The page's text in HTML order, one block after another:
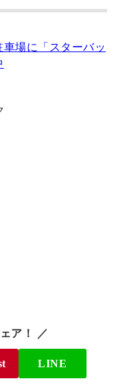
場に「スターバッ
ア！ ／
LINE